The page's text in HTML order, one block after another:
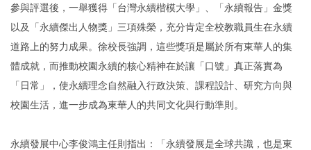
參與評選後，一舉獲得「台灣永續楷模大學」、「永續報告」金獎
以及「永續傑出人物獎」三項殊榮，充分肯定全校教職員生在永續
道路上的努力成果。徐校長強調，這些獎項是屬於所有東華人的集
體成就，而推動校園永續的核心精神在於讓「口號」真正落實為
「日常」，使永續理念自然融入行政決策、課程設計、研究方向與
校園生活，進一步成為東華人的共同文化與行動準則。
永續發展中心李俊鴻主任則指出：「永續發展是全球共識，也是東